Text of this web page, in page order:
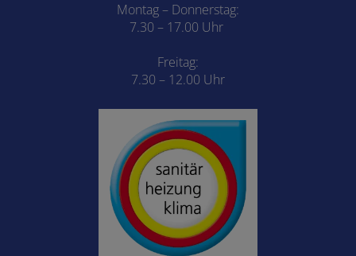
Montag – Donnerstag:
7.30 – 17.00 Uhr
Freitag:
7.30 – 12.00 Uhr